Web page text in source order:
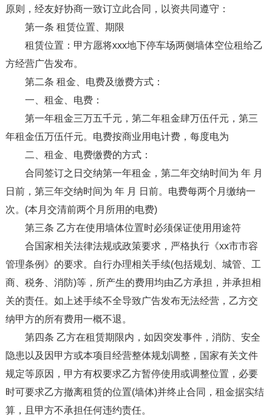
原则，经友好协商一致订立此合同，以资共同遵守：
第一条 租赁位置、期限
租赁位置：甲方愿将xxx地下停车场两侧墙体空位租给乙
方经营广告发布。
第二条 租金、电费及缴费方式：
一、租金、电费：
第一年租金三万五千元，第二年租金肆万伍仟元，第三
年租金伍万伍仟元。电费按商业用电计费，每度电为
二、租金、电费缴费的方式：
合同签订之日交纳第一年租金，第二年交纳时间为 年 月
日前，第三年交纳时间为 年 月 日前。电费每两个月缴纳一
次。(本月交清前两个月所用的电费)
第三条 乙方在使用墙体位置时必须保证使用用途符
合国家相关法律法规或政策要求，严格执行《xx市市容
管理条例》的要求。自行办理相关手续(包括规划、城管、工
商、税务、消防)等，所产生的费用均由乙方承担，并承担相
关的责任。如上述手续不全导致广告发布无法经营，乙方交
纳甲方的所有费用一概不退。
第四条 乙方在租赁期限内，如因突发事件，消防、安全
隐患以及因甲方或本项目经营整体规划调整，国家有关文件
规定等原因，甲方有权要求乙方暂停使用或调整位置，必要
时可要求乙方撤离租赁的位置(墙体)并终止合同，租金据实结
算，且甲方不承担任何违约责任。